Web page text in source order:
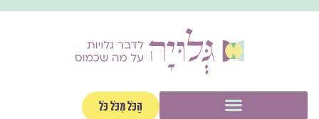
הַכֹּל מִכֹּל כֹּל